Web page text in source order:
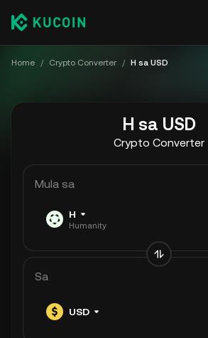
Home / Crypto Converter / H sa USD
H sa USD
Crypto Converter
Mula sa
H
Humanity
Sa
USD